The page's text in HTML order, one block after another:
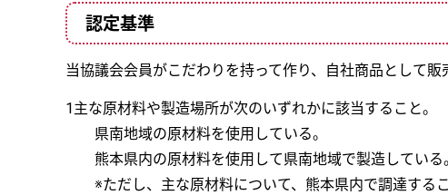
認定基準
当協議会会員がこだわりを持って作り、自社商品として販
1主な原材料や製造場所が次のいずれかに該当すること。
県南地域の原材料を使用している。
熊本県内の原材料を使用して県南地域で製造している
※ただし、主な原材料について、熊本県内で調達する